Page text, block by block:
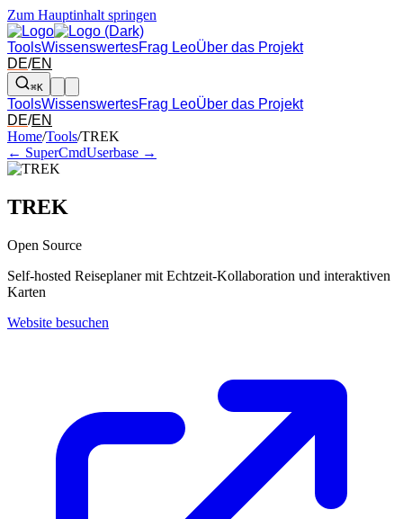
Zum Hauptinhalt springen
ToolsWissenswertesFrag LeoÜber das Projekt
DE/EN
⌘K
ToolsWissenswertesFrag LeoÜber das Projekt
DE/EN
Pfeil links und rechts: zum benachbarten Tool in der Übersicht
Home/Tools/TREK
← SuperCmdUserbase →
TREK
Open Source
Self-hosted Reiseplaner mit Echtzeit-Kollaboration und interaktiven
Karten
Website besuchen